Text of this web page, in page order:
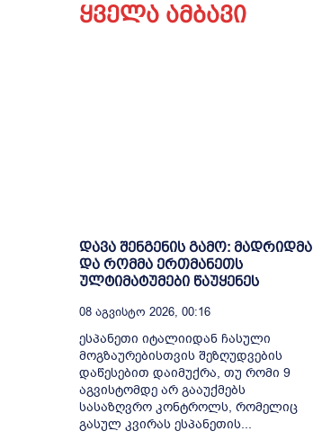
ყველა ამბავი
დავა შენგენის გამო: მადრიდმა
და რომმა ერთმანეთს
ულტიმატუმები წაუყენეს
08 Აგვისტო 2026, 00:16
ესპანეთი იტალიიდან ჩასული
მოგზაურებისთვის შეზღუდვების
დაწესებით დაიმუქრა, თუ რომი 9
აგვისტომდე არ გააუქმებს
სასაზღვრო კონტროლს, რომელიც
გასულ კვირას ესპანეთის...